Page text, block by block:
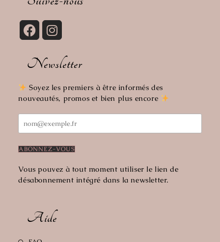
Newsletter
Soyez les premiers à être informés des
nouveautés, promos et bien plus encore
Vous pouvez à tout moment utiliser le lien de
désabonnement intégré dans la newsletter.
Aide